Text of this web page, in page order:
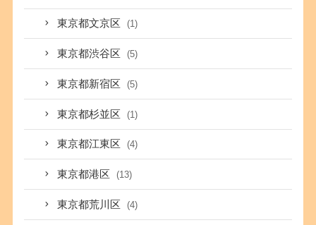
東京都文京区 (1)
東京都渋谷区 (5)
東京都新宿区 (5)
東京都杉並区 (1)
東京都江東区 (4)
東京都港区 (13)
東京都荒川区 (4)